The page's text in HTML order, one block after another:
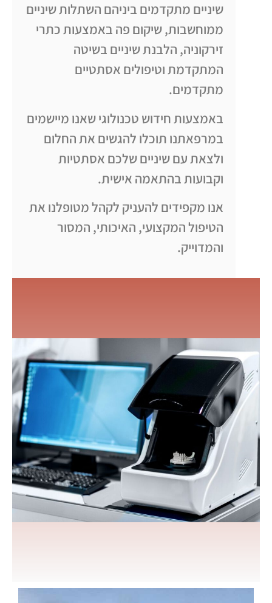
שיניים מתקדמים ביניהם השתלות שיניים
ממוחשבות, שיקום פה באמצעות כתרי
זירקוניה, הלבנת שיניים בשיטה
המתקדמת וטיפולים אסתטיים
מתקדמים.
באמצעות חידוש טכנולוגי שאנו מיישמים
במרפאתנו תוכלו להגשים את החלום
ולצאת עם שיניים שלכם אסתטיות
וקבועות בהתאמה אישית.
אנו מקפידים להעניק לקהל מטופלנו את
הטיפול המקצועי, האיכותי, המסור
והמדוייק.